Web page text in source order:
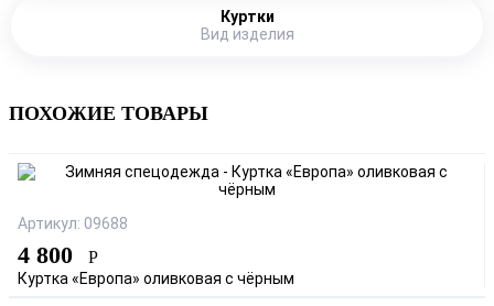
Куртки
Вид изделия
ПОХОЖИЕ ТОВАРЫ
Артикул: 09688
4 800 Р
Куртка «Европа» оливковая с чёрным